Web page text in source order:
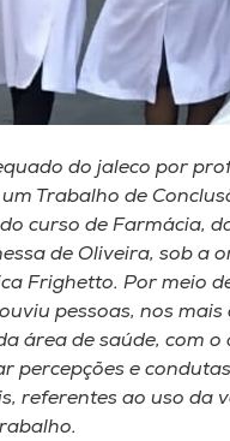
do jaleco por
Trabalho de
curso de Farmácia,
de Oliveira, sob a
Frighetto. Por meio
pessoas, nos mais
área de saúde, com o
percepções e
referentes ao uso da